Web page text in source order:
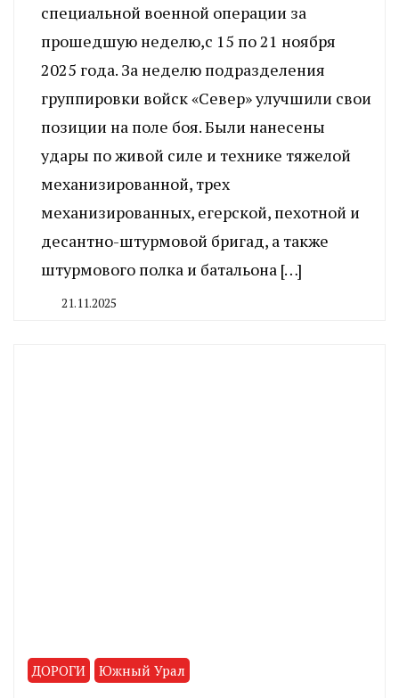
специальной военной операции за
прошедшую неделю,с 15 по 21 ноября
2025 года. За неделю подразделения
группировки войск «Север» улучшили свои
позиции на поле боя. Были нанесены
удары по живой силе и технике тяжелой
механизированной, трех
механизированных, егерской, пехотной и
десантно-штурмовой бригад, а также
штурмового полка и батальона […]
21.11.2025
ДОРОГИ Южный Урал